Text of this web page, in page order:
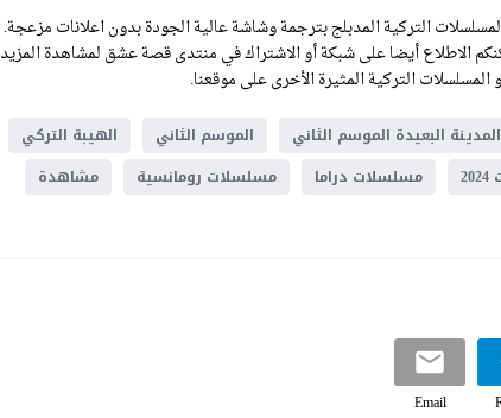
التركية المدبلج بترجمة وشاشة عالية الجودة بدون اعلانات مزعجة.
نعرض لكم مسلسل المدينة البعيدة الحلقة 48 .يمكنكم الاطلاع أيضا على شبكة أو الاشتراك في منتدى قصة عشق لمشاهدة المزيد
التركية المثيرة الأخرى على موقعنا.
المدينة البعيدة الموسم الثاني الموسم الثاني
الهيبة التركي
مسلسلات دراما مسلسلات رومانسية مشاهدة
Email